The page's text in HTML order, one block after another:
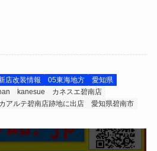
店改装情報 05東海地方
愛知県
kanesue
カネスエ碧南店
アルテ碧南店跡地に出店 愛知県碧南市